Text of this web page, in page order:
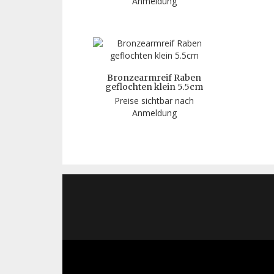
Bronzearmreif Raben
geflochten klein 5.5cm
Preise sichtbar nach
Anmeldung